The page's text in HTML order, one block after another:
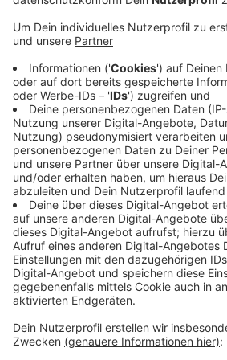
gut durch – dadurch bilden sich
Veröffentlicht:Donnerstag,
Anzeige
Auf Radio Leverkusen-Nachfrage
Straßenbauer, dass sie das
beheben wollen: So sollen an der
vorübergehend
werden. Die entsprechenden
aufgestellt werden, so Straßen
Einschränkungen dadurch auf ein
reduzieren zu können.
Anzeige